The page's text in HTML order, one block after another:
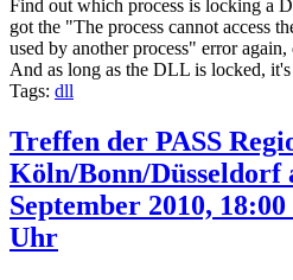
Find out which process is locking a
got the "The process cannot access
used by another process" error
And as long as the DLL is locked,
Tags: dll
Treffen der PASS
Köln/Bonn/Düsseldorf
September 2010,
Uhr